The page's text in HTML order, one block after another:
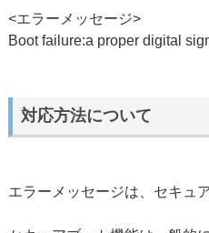
<エラーメッセージ>
Boot failure:a proper digital
対応方法について
エラーメッセージは、セキュ